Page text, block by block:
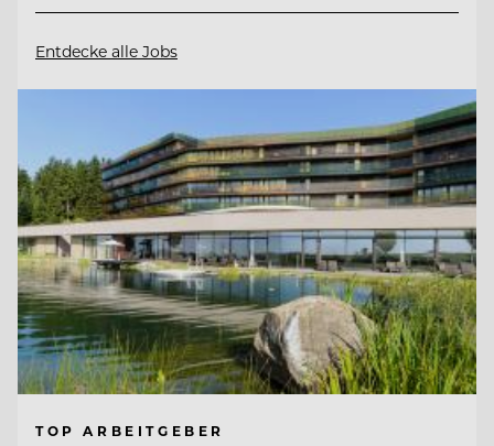
Entdecke alle Jobs
TOP ARBEITGEBER